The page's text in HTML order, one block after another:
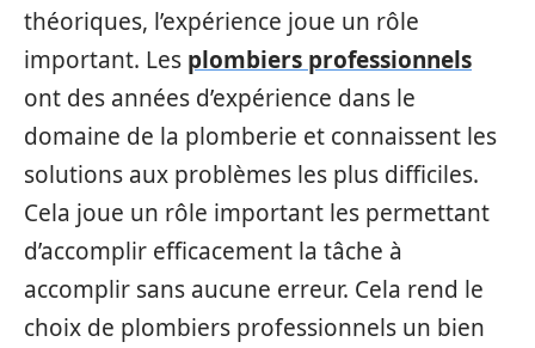
théoriques, l’expérience joue un rôle
important. Les plombiers professionnels
ont des années d’expérience dans le
domaine de la plomberie et connaissent les
solutions aux problèmes les plus difficiles.
Cela joue un rôle important les permettant
d’accomplir efficacement la tâche à
accomplir sans aucune erreur. Cela rend le
choix de plombiers professionnels un bien